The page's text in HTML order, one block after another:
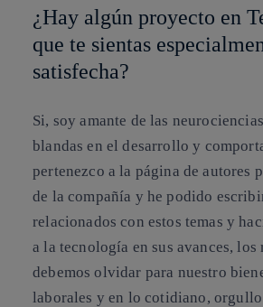
¿Hay algún proyecto en
que te sientas
satisfecha?
Si, soy amante de las
blandas en el desarrollo y
pertenezco a la página de autores
de la compañía y he podido
relacionados con estos temas y
a la tecnología en sus avances, los
debemos olvidar para nuestro
laborales y en lo cotidiano,